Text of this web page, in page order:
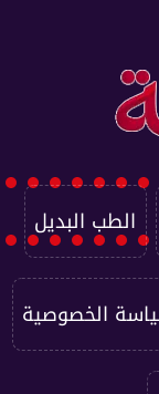
الطب البديل
الخصوصية